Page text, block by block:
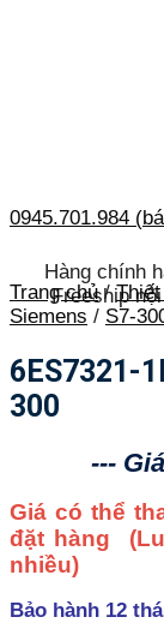
0945.701.984
Hàng chính
Freeship
Trang chủ /
Siemens / S7-
6ES7321-
300
---
Giá có thể
đặt hàng
nhiều)
Bảo hành 12